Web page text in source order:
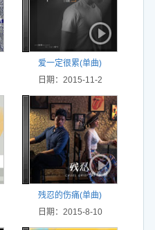
爱一定很累(单曲)
日期：2015-11-2
残忍的伤痛(单曲)
日期：2015-8-10